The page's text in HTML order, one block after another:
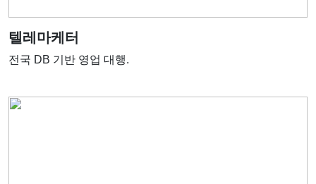
텔레마케터
전국 DB 기반 영업 대행.